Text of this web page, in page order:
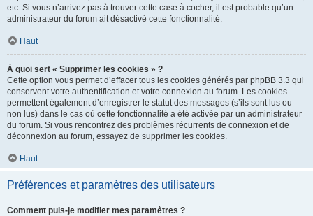
etc. Si vous n’arrivez pas à trouver cette case à cocher, il est probable qu’un
administrateur du forum ait désactivé cette fonctionnalité.
Haut
À quoi sert « Supprimer les cookies » ?
Cette option vous permet d’effacer tous les cookies générés par phpBB 3.3 qui
conservent votre authentification et votre connexion au forum. Les cookies
permettent également d’enregistrer le statut des messages (s’ils sont lus ou
non lus) dans le cas où cette fonctionnalité a été activée par un administrateur
du forum. Si vous rencontrez des problèmes récurrents de connexion et de
déconnexion au forum, essayez de supprimer les cookies.
Haut
Préférences et paramètres des utilisateurs
Comment puis-je modifier mes paramètres ?